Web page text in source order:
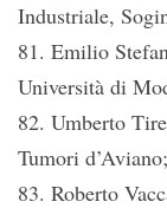
Industriale,
81. Emilio
Università di
82. Umberto
Tumori
83. Roberto